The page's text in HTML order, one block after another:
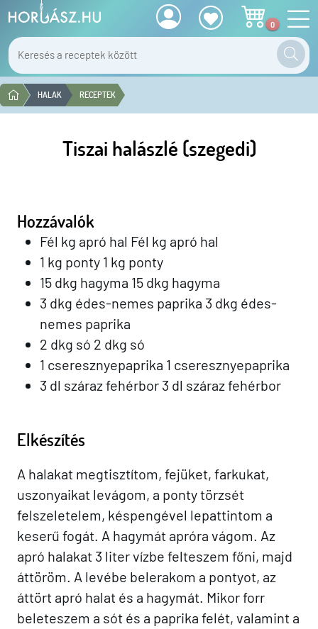
0
HALAK RECEPTEK
Tiszai halászlé (szegedi)
Hozzávalók
Fél kg apró hal Fél kg apró hal
1 kg ponty 1 kg ponty
15 dkg hagyma 15 dkg hagyma
3 dkg édes-nemes paprika 3 dkg édes-
nemes paprika
2 dkg só 2 dkg só
1 cseresznyepaprika 1 cseresznyepaprika
3 dl száraz fehérbor 3 dl száraz fehérbor
Elkészítés
A halakat megtisztítom, fejüket, farkukat,
uszonyaikat levágom, a ponty törzsét
felszeletelem, késpengével lepattintom a
keserű fogát. A hagymát apróra vágom. Az
apró halakat 3 liter vízbe felteszem főni, majd
áttöröm. A levébe belerakom a pontyot, az
áttört apró halat és a hagymát. Mikor forr
beleteszem a sót és a paprika felét, valamint a